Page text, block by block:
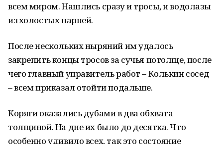
всем миром. Нашлись сразу и тросы, и водолазы
из холостых парней.
После нескольких ныряний им удалось
закрепить концы тросов за сучья потолще, после
чего главный управитель работ – Колькин сосед
– всем приказал отойти подальше.
Коряги оказались дубами в два обхвата
толщиной. На дне их было до десятка. Что
особенно удивило всех, так это состояние